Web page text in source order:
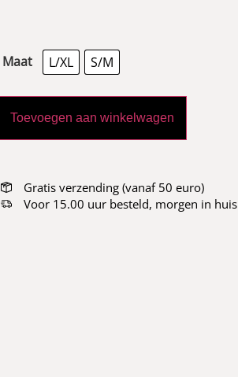
Maat L/XL S/M
Toevoegen aan winkelwagen
Gratis verzending (vanaf 50 euro)
Voor 15.00 uur besteld, morgen in huis